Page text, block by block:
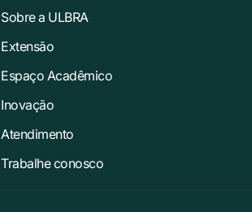
Sobre a ULBRA
Extensão
Espaço Acadêmico
Inovação
Atendimento
Trabalhe conosco